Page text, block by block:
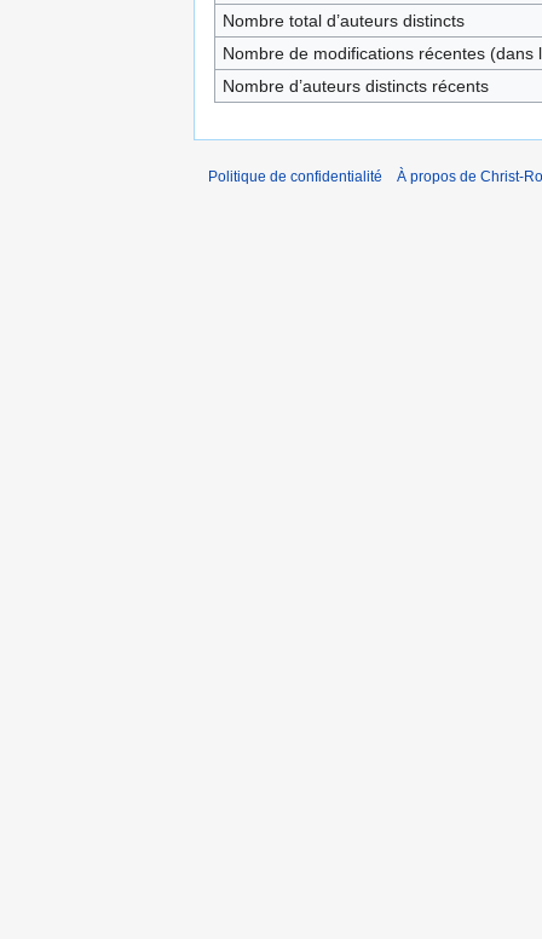
Nombre total d’auteurs distincts
Nombre de modifications récentes (dans
Nombre d’auteurs distincts récents
Politique de confidentialité À propos de Christ-